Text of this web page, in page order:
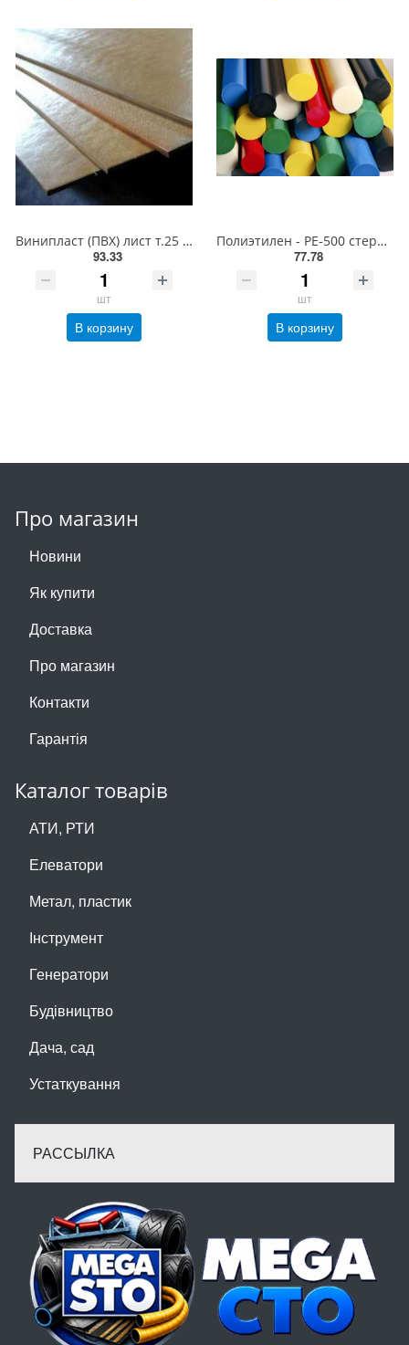
Винипласт (ПВХ) лист т.25 мм (1000х2000мм)
93.33
шт
В корзину
Полиэтилен - РЕ-500 стержень 25х1000 мм
77.78
шт
В корзину
Про магазин
Новини
Як купити
Доставка
Про магазин
Контакти
Гарантія
Каталог товарів
АТИ, РТИ
Елеватори
Метал, пластик
Інструмент
Генератори
Будівництво
Дача, сад
Устаткування
РАССЫЛКА